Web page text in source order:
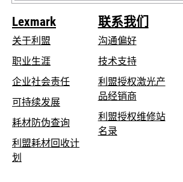
Lexmark
关于利盟
职业生涯
企业社会责任在
签
页
可持续发展
耗材防伪查询
新
标
利盟耗材回收计
划
联系我们
沟通偏好
技术支持在
新
标
签
页
利盟授权激光产
品经销商
利盟授权维修站
名录在